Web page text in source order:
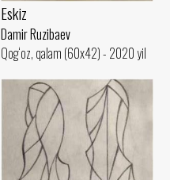
Eskiz
Damir Ruzibaev
Qog‘oz, qalam (60x42) - 2020 yil